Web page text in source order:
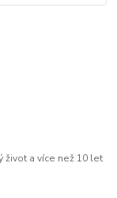
život a více než 10 let